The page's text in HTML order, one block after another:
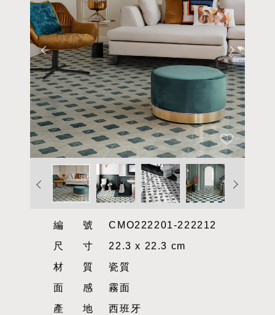
編號CMO222201-222212
尺寸22.3 x 22.3 cm
材質瓷質
面感霧面
產地西班牙